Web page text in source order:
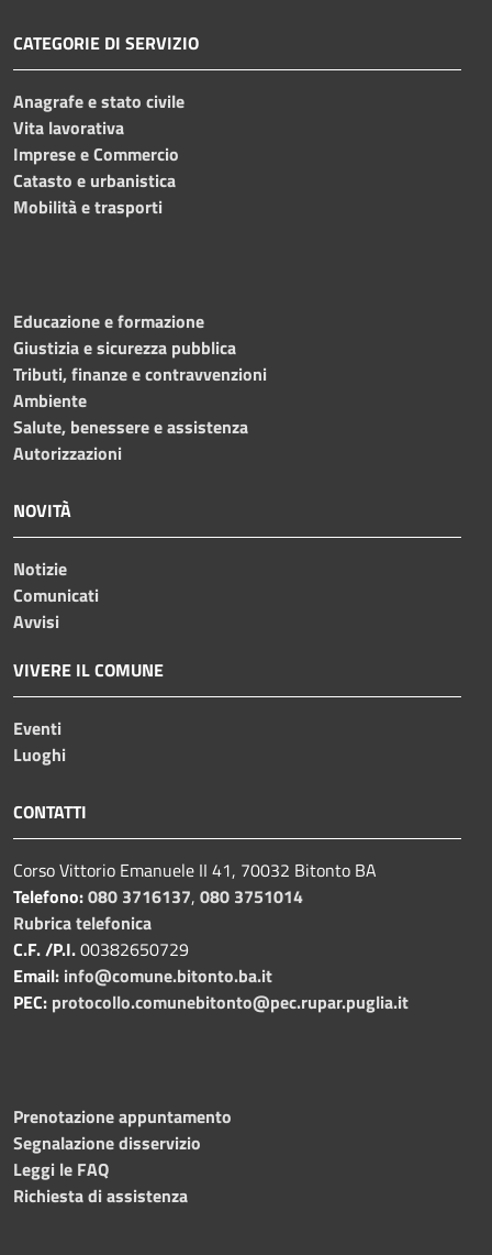
CATEGORIE DI SERVIZIO
Anagrafe e stato civile
Vita lavorativa
Imprese e Commercio
Catasto e urbanistica
Mobilità e trasporti
Educazione e formazione
Giustizia e sicurezza pubblica
Tributi, finanze e contravvenzioni
Ambiente
Salute, benessere e assistenza
Autorizzazioni
NOVITÀ
Notizie
Comunicati
Avvisi
VIVERE IL COMUNE
Eventi
Luoghi
CONTATTI
Corso Vittorio Emanuele II 41, 70032 Bitonto BA
Telefono:080 3716137, 080 3751014
Rubrica telefonica
C.F. /P.I.00382650729
Email: info@comune.bitonto.ba.it
PEC: protocollo.comunebitonto@pec.rupar.puglia.it
Prenotazione appuntamento
Segnalazione disservizio
Leggi le FAQ
Richiesta di assistenza